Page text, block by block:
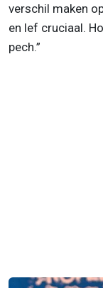
verschil maken
en lef cruciaal.
pech.”